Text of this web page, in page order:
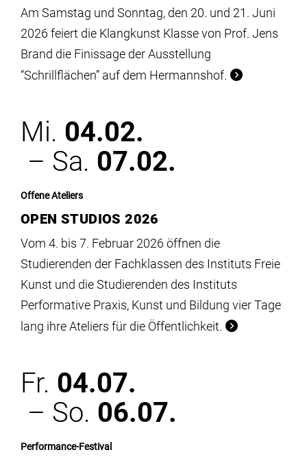
Am Samstag und Sonntag, den 20. und 21. Juni
2026 feiert die Klangkunst Klasse von Prof. Jens
Brand die Finissage der Ausstellung
“Schrillflächen” auf dem Hermannshof.
Mi. 04.02.
– Sa. 07.02.
Offene Ateliers
OPEN STUDIOS 2026
Vom 4. bis 7. Februar 2026 öffnen die
Studierenden der Fachklassen des Instituts Freie
Kunst und die Studierenden des Instituts
Performative Praxis, Kunst und Bildung vier Tage
lang ihre Ateliers für die Öffentlichkeit.
Fr. 04.07.
– So. 06.07.
Performance-Festival